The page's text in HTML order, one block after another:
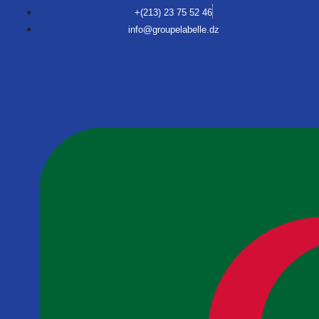
+(213) 23 75 52 46
info@groupelabelle.dz